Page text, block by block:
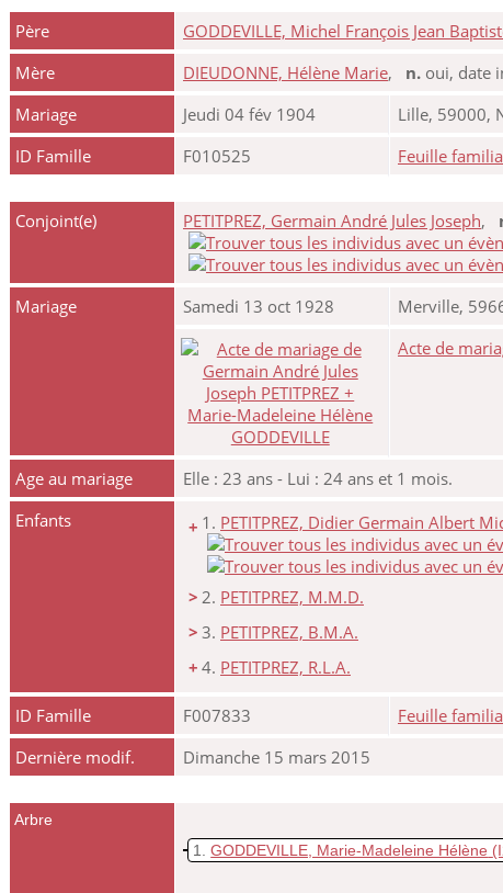
Père GODDEVILLE, Michel François Jean
Mère
DIEUDONNE, Hélène Marie, n. oui, date
Mariage
Jeudi 04 fév 1904
Lille, 59000,
ID Famille
F010525 Feuille
Conjoint(e) PETITPREZ, Germain André Jules Joseph,
Mariage
Samedi 13 oct 1928
Merville,
Acte de
Age au mariage
Elle : 23 ans - Lui : 24 ans et 1 mois.
Enfants
+ 1. PETITPREZ, Didier Germain Albert
> 2. PETITPREZ, M.M.D.
> 3. PETITPREZ, B.M.A.
+ 4. PETITPREZ, R.L.A.
ID Famille F007833 Feuille
Dernière modif.
Dimanche 15 mars 2015
Arbre
1 GODDEVILLE, Marie-Madeleine Hélène